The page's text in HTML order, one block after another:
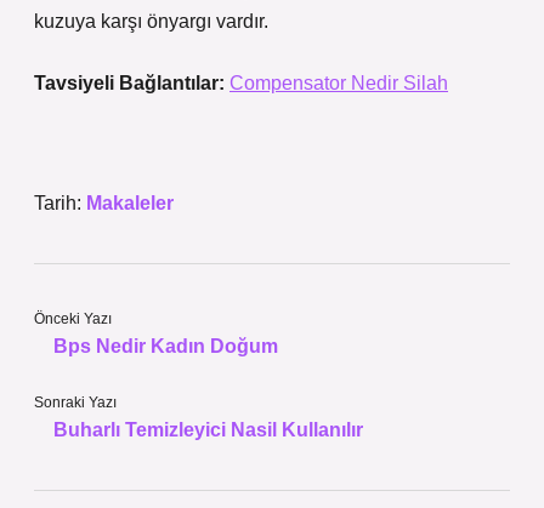
kuzuya karşı önyargı vardır.
Tavsiyeli Bağlantılar: Compensator Nedir Silah
Tarih: Makaleler
Önceki Yazı
Bps Nedir Kadın Doğum
Sonraki Yazı
Buharlı Temizleyici Nasil Kullanılır